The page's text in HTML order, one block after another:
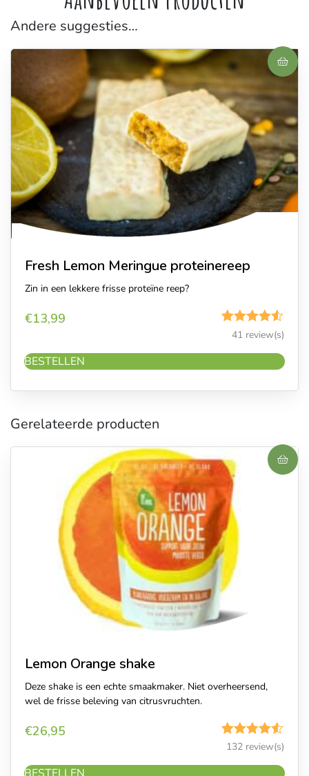
Andere suggesties…
Fresh Lemon Meringue proteinereep
Zin in een lekkere frisse proteïne reep?
€13,99
Gewaardeerd
4.49
uit 5
41 review(s)
BESTELLEN
Gerelateerde producten
Lemon Orange shake
Deze shake is een echte smaakmaker. Niet overheersend,
wel de frisse beleving van citrusvruchten.
€26,95
Gewaardeerd
4.50
uit 5
132 review(s)